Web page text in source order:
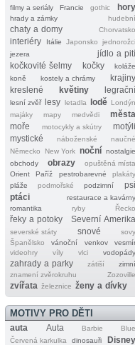
filmy a seriály
Francie gothic hory
hrady a zámky hudební
chaty a domy Chorvatsko
interiéry Itálie Japonsko
jednorožci
jezera
jídlo a pití
kočkovité šelmy
kočky
koláže
koně
kostely a chrámy
krajiny
kreslené
květiny legrační
lesní zvěř lesy letadla lodě Londýn
majáky
mapy medvědi
města
moře
motocykly a skútry
motýli
mystické
náboženské
naučné
Německo
New York noční nostalgie
obchody
obrazy
opuštěná místa
Orient
Paříž pestrobarevné
plakáty
pláže
podmořské podzimní
psi
ptáci
restaurace a kavárny
romantika
ryby Řecko
řeky a potoky Severní Amerika
severské státy snové
sovy
Španělsko
vánoční venkov
vesmír
videohry
víly vlci vodopády
zahrady a parky zátiší
zimní
znamení zvěrokruhu
Zozoville
zvířata železnice ženy a dívky
MOTIVY PRO DĚTI
auta Auta Barbie
Blue
Červená karkulka
dinosauři
Disney